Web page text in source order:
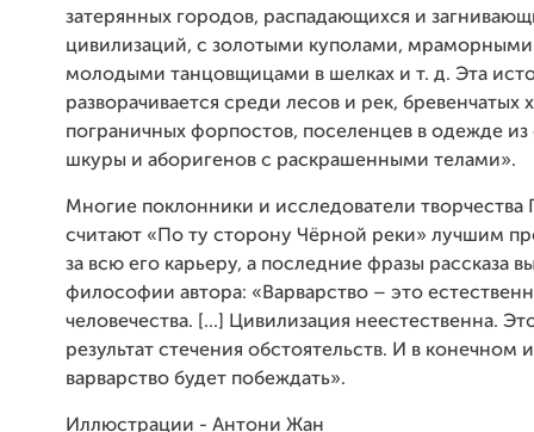
затерянных городов, распадающихся и
цивилизаций, с золотыми куполами,
молодыми танцовщицами в шелках и т. д. Эта
разворачивается среди лесов и рек, бревенчатых
пограничных форпостов, поселенцев в одежде из
шкуры и аборигенов с раскрашенными телами».
Многие поклонники и исследователи творчества
считают «По ту сторону Чёрной реки» лучшим
за всю его карьеру, а последние фразы рассказа
философии автора: «Варварство – это
человечества. [...] Цивилизация неестественна.
результат стечения обстоятельств. И в конечном
варварство будет побеждать».
Иллюстрации - Антони Жан